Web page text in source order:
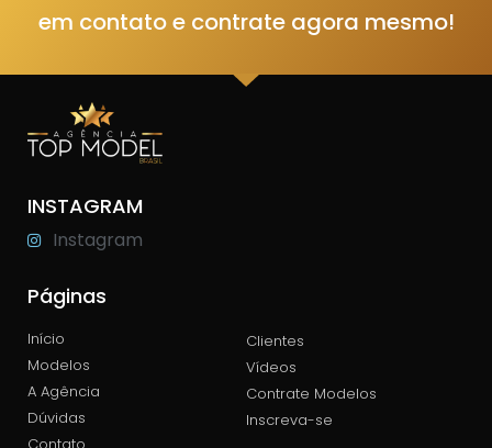
em contato e contrate agora mesmo!
INSTAGRAM
Instagram
Páginas
Início
Modelos
A Agência
Dúvidas
Contato
Clientes
Vídeos
Contrate Modelos
Inscreva-se